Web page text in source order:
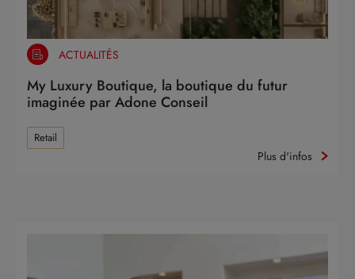
ACTUALITÉS
My Luxury Boutique, la boutique du futur
imaginée par Adone Conseil
Retail
Plus d'infos